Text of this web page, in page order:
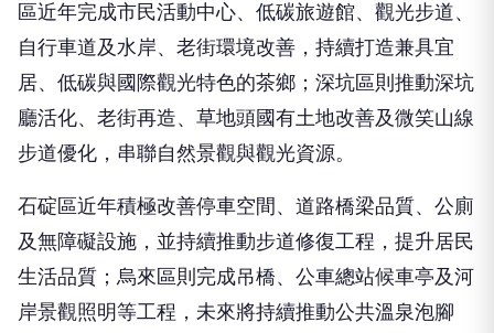
區近年完成市民活動中心、低碳旅遊館、觀光步道、
自行車道及水岸、老街環境改善，持續打造兼具宜
居、低碳與國際觀光特色的茶鄉；深坑區則推動深坑
廳活化、老街再造、草地頭國有土地改善及微笑山線
步道優化，串聯自然景觀與觀光資源。
石碇區近年積極改善停車空間、道路橋梁品質、公廁
及無障礙設施，並持續推動步道修復工程，提升居民
生活品質；烏來區則完成吊橋、公車總站候車亭及河
岸景觀照明等工程，未來將持續推動公共溫泉泡腳